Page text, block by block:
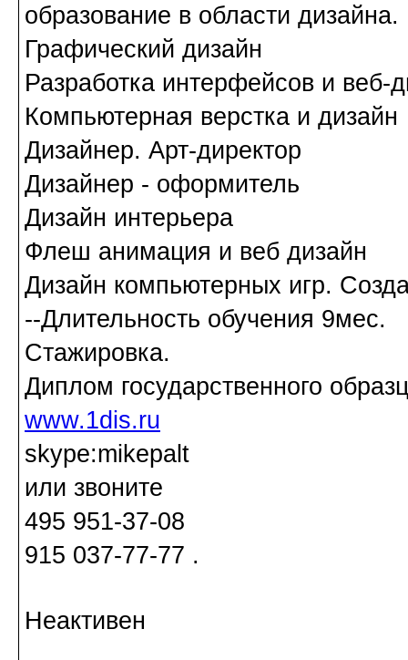
образование в области дизайна.
Графический дизайн
Разработка интерфейсов и веб-
Компьютерная верстка и дизайн
Дизайнер. Арт-директор
Дизайнер - оформитель
Дизайн интерьера
Флеш анимация и веб дизайн
Дизайн компьютерных игр.
--Длительность обучения 9мес.
Стажировка.
Диплом государственного
www.1dis.ru
skype:mikepalt
или звоните
495 951-37-08
915 037-77-77 .
Неактивен